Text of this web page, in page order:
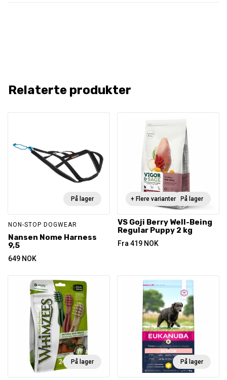
Relaterte produkter
På lager
NON-STOP DOGWEAR
Nansen Nome Harness
9,5
649 NOK
På lager
+ Flere varianter
VS Goji Berry Well-Being
Regular Puppy 2 kg
Fra419 NOK
På lager På lager